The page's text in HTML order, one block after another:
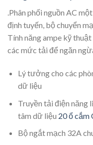
.Phân phối nguồn AC
định tuyến, bộ chuyển
Tính năng ampe kỹ
các mức tải để ngăn
Lý tưởng cho các
dữ liệu
Truyền tải điện năng
tâm dữ liệu 20 ổ cắm
Bộ ngắt mạch 32A